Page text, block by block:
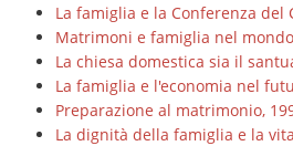
La famiglia e la Conferenza del
Matrimoni e famiglia nel
La chiesa domestica sia il
La famiglia e l'economia nel
Preparazione al matrimonio,
La dignità della famiglia e la